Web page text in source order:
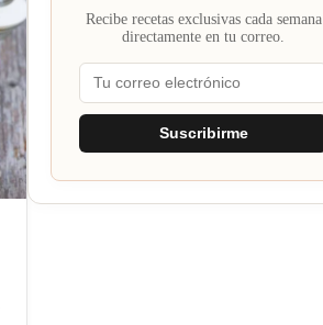
Recibe recetas exclusivas cada semana
directamente en tu correo.
Suscribirme